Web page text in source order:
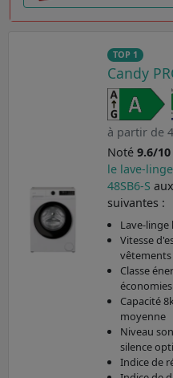
TOP 1
Candy
à partir de
Noté 9.6/
le lave-linge
48SB6-S
suivantes :
Lave-
Vitesse
vêtements
Classe
Capacité
moyenne
Niveau
silence
Indice de